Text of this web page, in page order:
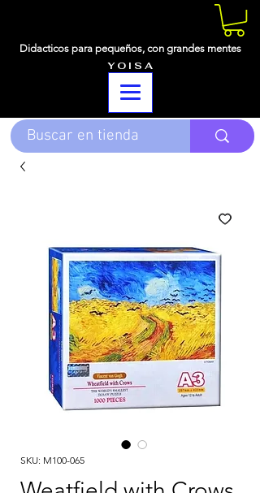
Didacticos para pequeños, con grandes mentes
Y O I S A
SKU: M100-065